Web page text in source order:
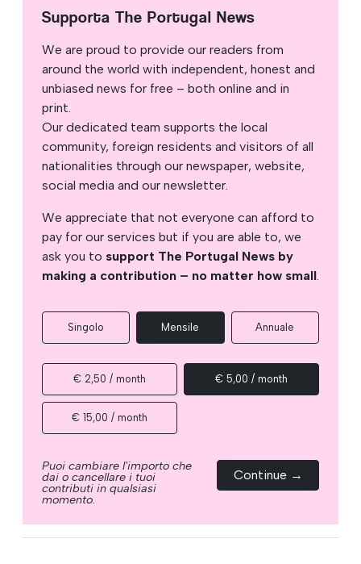
Supporta The Portugal News
We are proud to provide our readers from
around the world with independent, honest and
unbiased news for free – both online and in
print.
Our dedicated team supports the local
community, foreign residents and visitors of all
nationalities through our newspaper, website,
social media and our newsletter.
We appreciate that not everyone can afford to
pay for our services but if you are able to, we
ask you to support The Portugal News by
making a contribution – no matter how small.
Singolo Mensile Annuale
€ 2,50 / month € 5,00 / month
€ 15,00 / month
Puoi cambiare l'importo che
dai o cancellare i tuoi
contributi in qualsiasi
momento.
Continue →